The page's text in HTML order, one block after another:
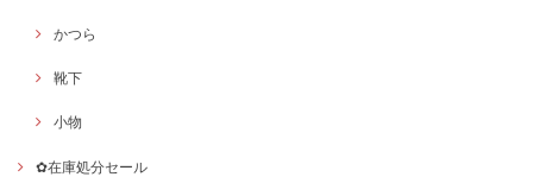
かつら
靴下
小物
✿在庫処分セール